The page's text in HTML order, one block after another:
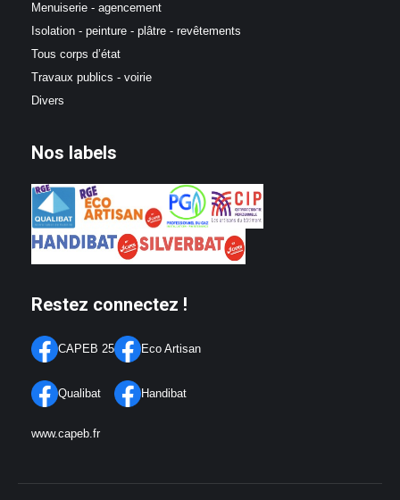
Menuiserie - agencement
Isolation - peinture - plâtre - revêtements
Tous corps d’état
Travaux publics - voirie
Divers
Nos labels
Restez connectez !
CAPEB 25
Qualibat
Eco Artisan
Handibat
www.capeb.fr